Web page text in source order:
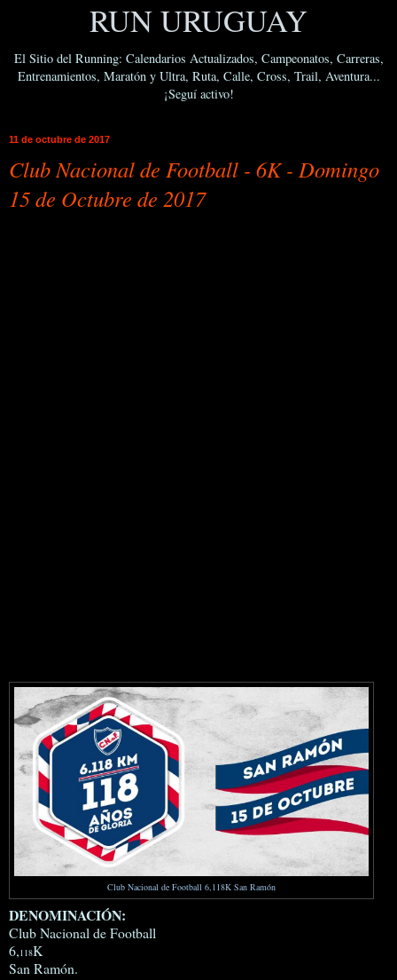
RUN URUGUAY
El Sitio del Running: Calendarios Actualizados, Campeonatos, Carreras,
Entrenamientos, Maratón y Ultra, Ruta, Calle, Cross, Trail, Aventura...
¡Seguí activo!
11 de octubre de 2017
Club Nacional de Football - 6K - Domingo
15 de Octubre de 2017
Club Nacional de Football 6,118K San Ramón
DENOMINACIÓN:
Club Nacional de Football
6,118K
San Ramón.